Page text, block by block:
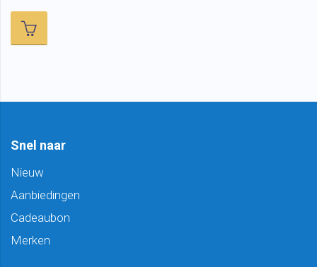
Snel naar
Nieuw
Aanbiedingen
Cadeaubon
Merken